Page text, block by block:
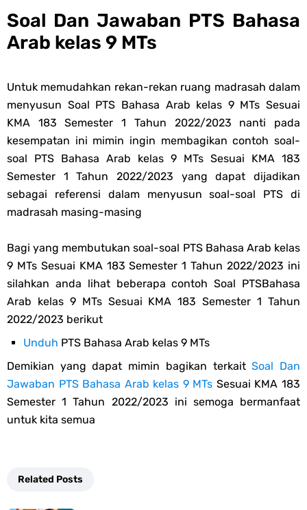
Soal Dan Jawaban PTS Bahasa
Arab kelas 9 MTs
Untuk memudahkan rekan-rekan ruang madrasah dalam
menyusun Soal PTS Bahasa Arab kelas 9 MTs Sesuai
KMA 183 Semester 1 Tahun 2022/2023 nanti pada
kesempatan ini mimin ingin membagikan contoh soal-
soal PTS Bahasa Arab kelas 9 MTs Sesuai KMA 183
Semester 1 Tahun 2022/2023 yang dapat dijadikan
sebagai referensi dalam menyusun soal-soal PTS di
madrasah masing-masing
Bagi yang membutukan soal-soal PTS Bahasa Arab kelas
9 MTs Sesuai KMA 183 Semester 1 Tahun 2022/2023 ini
silahkan anda lihat beberapa contoh Soal PTSBahasa
Arab kelas 9 MTs Sesuai KMA 183 Semester 1 Tahun
2022/2023 berikut
Unduh PTS Bahasa Arab kelas 9 MTs
Demikian yang dapat mimin bagikan terkaitSoal Dan
Jawaban PTS Bahasa Arab kelas 9 MTs Sesuai KMA 183
Semester 1 Tahun 2022/2023 ini semoga bermanfaat
untuk kita semua
Related Posts